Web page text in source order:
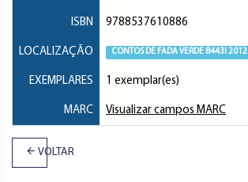
ISBN 9788537610886
LOCALIZAÇÃO CONTOS DE FADA VERDE B443l 2012
EXEMPLARES 1 exemplar(es)
MARC Visualizar campos MARC
VOLTAR